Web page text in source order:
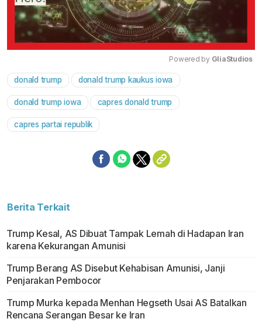
Powered by GliaStudios
donald trump donald trump kaukus iowa
donald trump iowa capres donald trump
capres partai republik
Berita Terkait
Trump Kesal, AS Dibuat Tampak Lemah di Hadapan Iran
karena Kekurangan Amunisi
Trump Berang AS Disebut Kehabisan Amunisi, Janji
Penjarakan Pembocor
Trump Murka kepada Menhan Hegseth Usai AS Batalkan
Rencana Serangan Besar ke Iran